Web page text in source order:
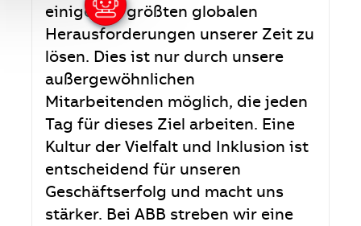
einige der größten globalen
Herausforderungen unserer Zeit zu
lösen. Dies ist nur durch unsere
außergewöhnlichen
Mitarbeitenden möglich, die jeden
Tag für dieses Ziel arbeiten. Eine
Kultur der Vielfalt und Inklusion ist
entscheidend für unseren
Geschäftserfolg und macht uns
stärker. Bei ABB streben wir eine